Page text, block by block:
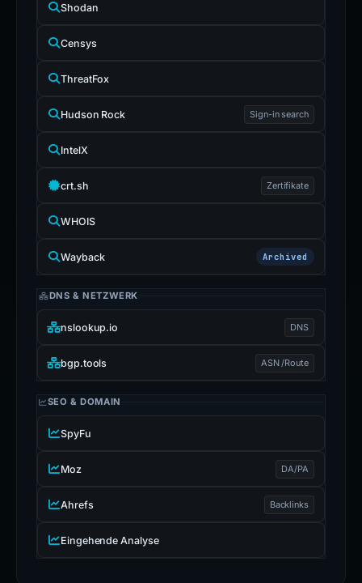
Shodan
Censys
ThreatFox
Hudson Rock Sign-in search
IntelX
crt.sh Zertifikate
WHOIS
Wayback Archived
DNS & NETZWERK
nslookup.io DNS
bgp.tools ASN /Route
SEO & DOMAIN
SpyFu
Moz DA/PA
Ahrefs Backlinks
Eingehende Analyse